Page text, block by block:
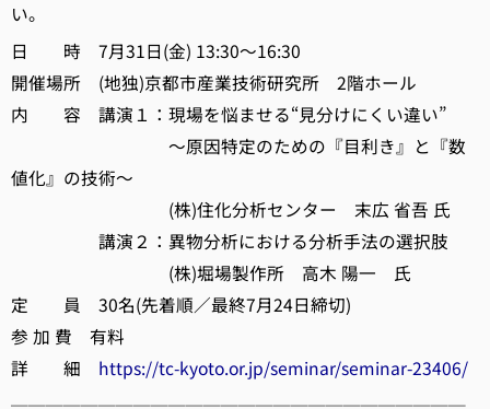
い。
日 時 7月31日(金) 13:30～16:30
開催場所 (地独)京都市産業技術研究所 2階ホール
内 容 講演１：現場を悩ませる“見分けにくい違い”
～原因特定のための『目利き』と『数
値化』の技術～
(株)住化分析センター 末広 省吾 氏
講演２：異物分析における分析手法の選択肢
(株)堀場製作所 高木 陽一 氏
定 員 30名(先着順／最終7月24日締切)
参 加 費 有料
詳 細 https://tc-kyoto.or.jp/seminar/seminar-23406/